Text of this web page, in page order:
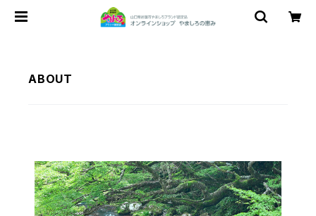
ABOUT